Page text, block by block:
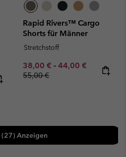
Rapid Rivers™ Cargo
Shorts für Männer
Stretchstoff
Minimum sale price:
38,00 € - Maximum sale
44,00 € Regular
55,00 €
(27) Anzeigen